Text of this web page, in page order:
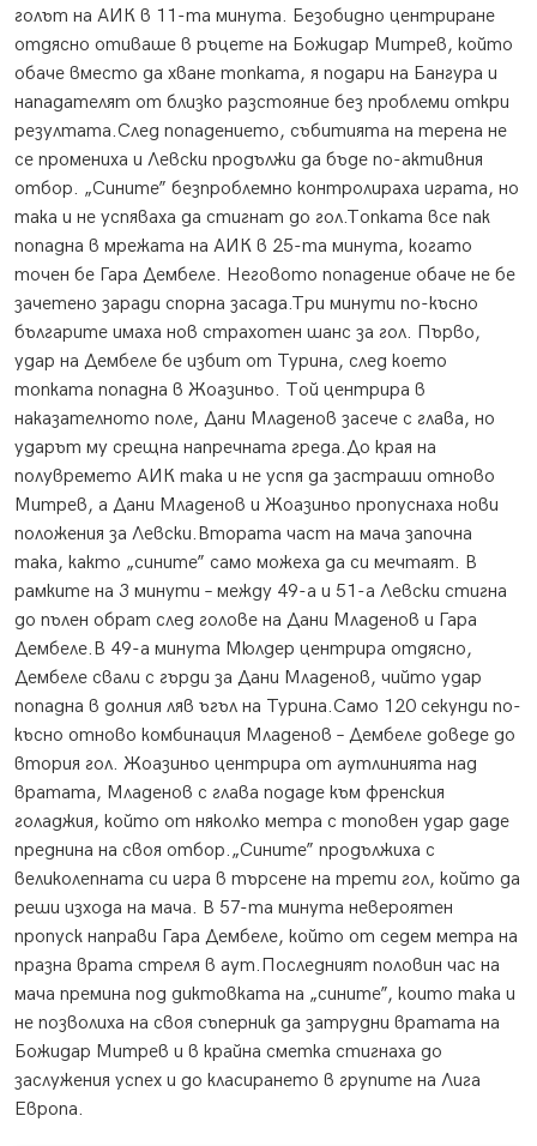
голът на АИК в 11-та минута. Безобидно центриране
отдясно отиваше в ръцете на Божидар Митрев, който
обаче вместо да хване топката, я подари на Бангура и
нападателят от близко разстояние без проблеми откри
резултата.След попадението, събитията на терена не
се промениха и Левски продължи да бъде по-активния
отбор. „Сините” безпроблемно контролираха играта, но
така и не успяваха да стигнат до гол.Топката все пак
попадна в мрежата на АИК в 25-та минута, когато
точен бе Гара Дембеле. Неговото попадение обаче не бе
зачетено заради спорна засада.Три минути по-късно
българите имаха нов страхотен шанс за гол. Първо,
удар на Дембеле бе избит от Турина, след което
топката попадна в Жоазиньо. Той центрира в
наказателното поле, Дани Младенов засече с глава, но
ударът му срещна напречната греда.До края на
полувремето АИК така и не успя да застраши отново
Митрев, а Дани Младенов и Жоазиньо пропуснаха нови
положения за Левски.Втората част на мача започна
така, както „сините” само можеха да си мечтаят. В
рамките на 3 минути – между 49-а и 51-а Левски стигна
до пълен обрат след голове на Дани Младенов и Гара
Дембеле.В 49-а минута Мюлдер центрира отдясно,
Дембеле свали с гърди за Дани Младенов, чийто удар
попадна в долния ляв ъгъл на Турина.Само 120 секунди по-
късно отново комбинация Младенов – Дембеле доведе до
втория гол. Жоазиньо центрира от аутлинията над
вратата, Младенов с глава подаде към френския
голаджия, който от няколко метра с топовен удар даде
преднина на своя отбор.„Сините” продължиха с
великолепната си игра в търсене на трети гол, който да
реши изхода на мача. В 57-та минута невероятен
пропуск направи Гара Дембеле, който от седем метра на
празна врата стреля в аут.Последният половин час на
мача премина под диктовката на „сините”, които така и
не позволиха на своя съперник да затрудни вратата на
Божидар Митрев и в крайна сметка стигнаха до
заслужения успех и до класирането в групите на Лига
Европа.